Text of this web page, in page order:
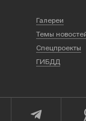
Галереи
Темы
Спецпроекты
ГИБДД